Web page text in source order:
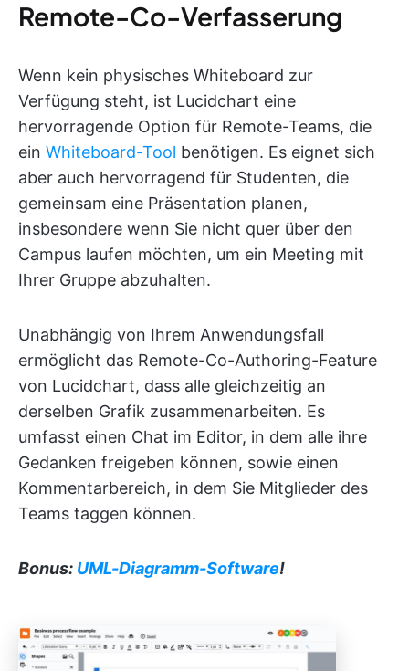
Remote-Co-Verfasserung
Wenn kein physisches Whiteboard zur
Verfügung steht, ist Lucidchart eine
hervorragende Option für Remote-Teams, die
ein Whiteboard-Tool benötigen. Es eignet sich
aber auch hervorragend für Studenten, die
gemeinsam eine Präsentation planen,
insbesondere wenn Sie nicht quer über den
Campus laufen möchten, um ein Meeting mit
Ihrer Gruppe abzuhalten.
Unabhängig von Ihrem Anwendungsfall
ermöglicht das Remote-Co-Authoring-Feature
von Lucidchart, dass alle gleichzeitig an
derselben Grafik zusammenarbeiten. Es
umfasst einen Chat im Editor, in dem alle ihre
Gedanken freigeben können, sowie einen
Kommentarbereich, in dem Sie Mitglieder des
Teams taggen können.
Bonus: UML-Diagramm-Software!